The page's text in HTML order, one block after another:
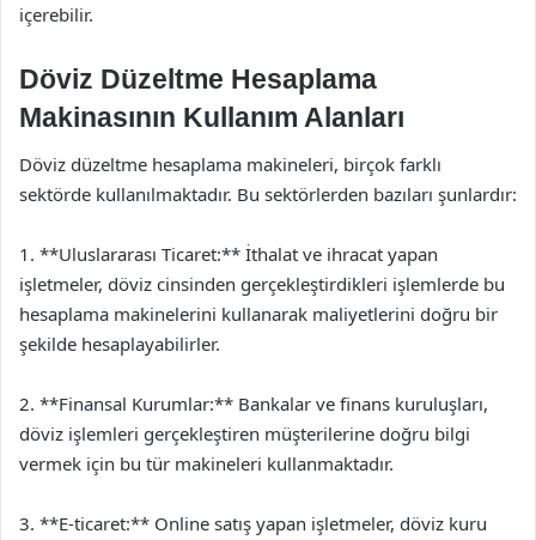
içerebilir.
Döviz Düzeltme Hesaplama
Makinasının Kullanım Alanları
Döviz düzeltme hesaplama makineleri, birçok farklı
sektörde kullanılmaktadır. Bu sektörlerden bazıları şunlardır:
1. **Uluslararası Ticaret:** İthalat ve ihracat yapan
işletmeler, döviz cinsinden gerçekleştirdikleri işlemlerde bu
hesaplama makinelerini kullanarak maliyetlerini doğru bir
şekilde hesaplayabilirler.
2. **Finansal Kurumlar:** Bankalar ve finans kuruluşları,
döviz işlemleri gerçekleştiren müşterilerine doğru bilgi
vermek için bu tür makineleri kullanmaktadır.
3. **E-ticaret:** Online satış yapan işletmeler, döviz kuru